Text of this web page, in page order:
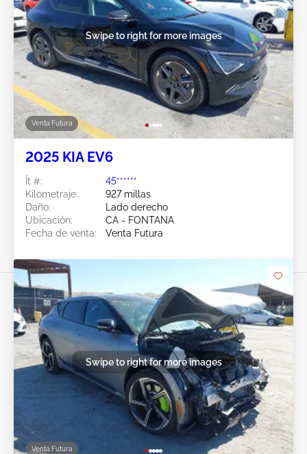
Venta Futura
Swipe to right for more images
2025 KIA EV6
Ít #:
45******
Kilometraje:
927 millas
Daño:
Lado derecho
Ubicación:
CA - FONTANA
Fecha de venta:
Venta Futura
Venta Futura
Swipe to right for more images